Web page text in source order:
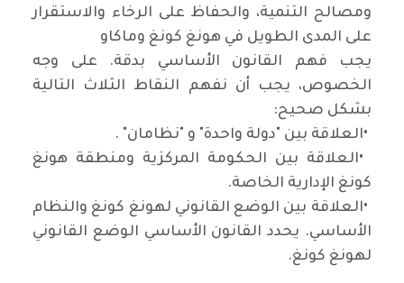
ومصالح التنمية، والحفاظ على الرخاء والاستقرار
على المدى الطويل في هونغ كونغ وماكاو
يجب فهم القانون الأساسي بدقة. على وجه
الخصوص، يجب أن نفهم النقاط الثلاث التالية
بشكل صحيح:
•العلاقة بين "دولة واحدة" و "نظامان . "
•العلاقة بين الحكومة المركزية ومنطقة هونغ
كونغ الإدارية الخاصة.
•العلاقة بين الوضع القانوني لهونغ كونغ والنظام
الأساسي. يحدد القانون الأساسي الوضع القانوني
لهونغ كونغ.